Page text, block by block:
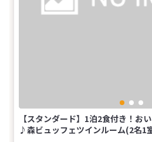
【スタンダード】1泊2食付き！お
♪森ビュッフェツインルーム(2名1